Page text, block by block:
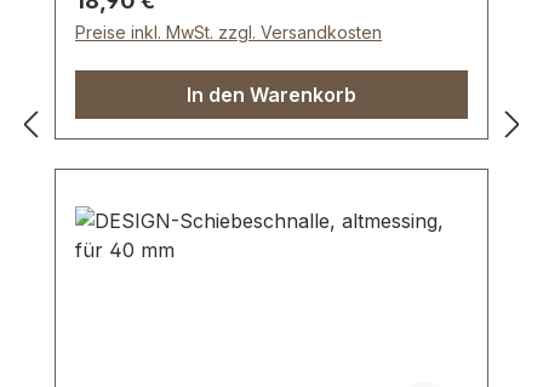
Lieferumfang: 1 Stück Steckschloss,
bestehend aus Oberteil und Unterteil 1
Stück Schlüssel 2 Stück Madenschrauben
(zur Befestigung des Oberteils) 1 Stück
Unterlegscheibe (zur Befestigung des
Preise inkl. MwSt. zzgl. Versandkosten
In den Warenkorb